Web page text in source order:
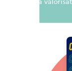
La